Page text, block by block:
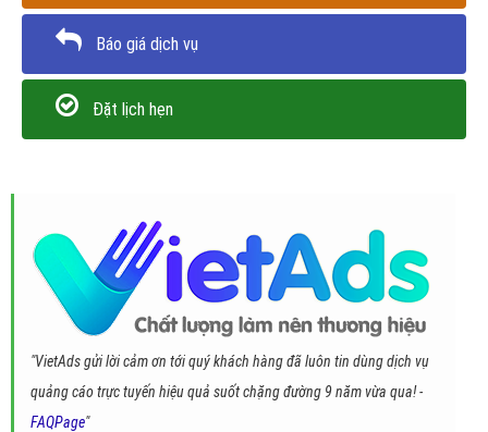
Báo giá dịch vụ
Đặt lịch hẹn
"VietAds gửi lời cảm ơn tới quý khách hàng đã luôn tin dùng dịch vụ
quảng cáo trực tuyến hiệu quả suốt chặng đường 9 năm vừa qua! -
FAQPage"